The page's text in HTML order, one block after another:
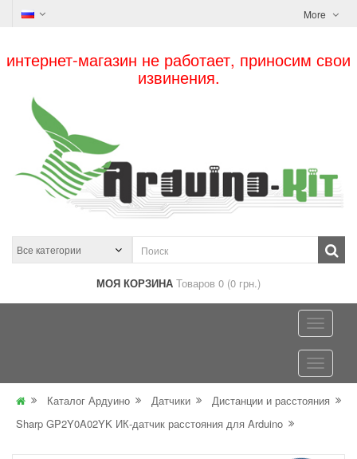
More
интернет-магазин не работает, приносим свои
извинения.
МОЯ КОРЗИНА Товаров 0 (0 грн.)
Каталог Ардуино Датчики
Дистанции и расстояния
Sharp GP2Y0A02YK ИК-датчик расстояния для Arduino